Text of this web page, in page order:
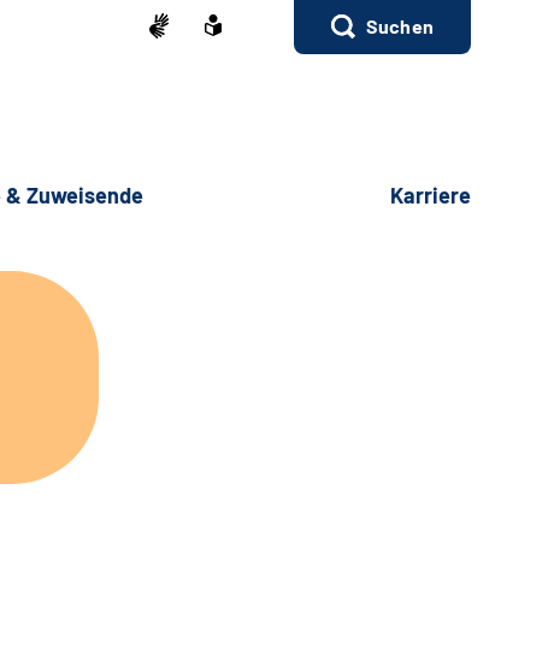
Suchen
Zuweisende Karriere